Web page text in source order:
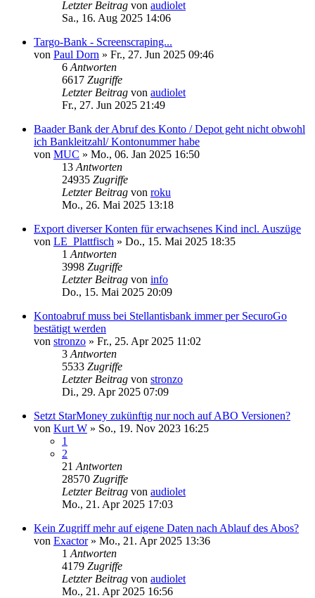
Letzter Beitrag von audiolet
Sa., 16. Aug 2025 14:06
Targo-Bank - Screenscraping...
von Paul Dorn » Fr., 27. Jun 2025 09:46
6 Antworten
6617 Zugriffe
Letzter Beitrag von audiolet
Fr., 27. Jun 2025 21:49
Baader Bank der Abruf des Konto / Depot geht nicht obwohl
ich Bankleitzahl/ Kontonummer habe
von MUC » Mo., 06. Jan 2025 16:50
13 Antworten
24935 Zugriffe
Letzter Beitrag von roku
Mo., 26. Mai 2025 13:18
Export diverser Konten für erwachsenes Kind incl. Auszüge
von LE_Plattfisch » Do., 15. Mai 2025 18:35
1 Antworten
3998 Zugriffe
Letzter Beitrag von info
Do., 15. Mai 2025 20:09
Kontoabruf muss bei Stellantisbank immer per SecuroGo
bestätigt werden
von stronzo » Fr., 25. Apr 2025 11:02
3 Antworten
5533 Zugriffe
Letzter Beitrag von stronzo
Di., 29. Apr 2025 07:09
Setzt StarMoney zukünftig nur noch auf ABO Versionen?
von Kurt W » So., 19. Nov 2023 16:25
1
2
21 Antworten
28570 Zugriffe
Letzter Beitrag von audiolet
Mo., 21. Apr 2025 17:03
Kein Zugriff mehr auf eigene Daten nach Ablauf des Abos?
von Exactor» Mo., 21. Apr 2025 13:36
1 Antworten
4179 Zugriffe
Letzter Beitrag von audiolet
Mo., 21. Apr 2025 16:56